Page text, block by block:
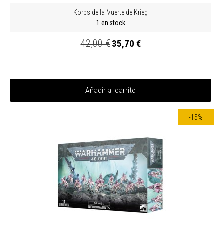
Korps de la Muerte de Krieg
1 en stock
42,00 € 35,70 €
Añadir al carrito
-15%